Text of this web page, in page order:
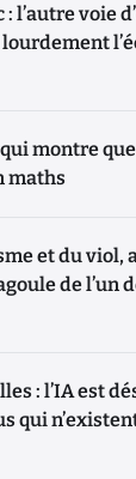
l’autre voie
montre que
maths
et du viol,
de l’un
: l’IA est
qui